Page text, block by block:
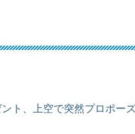
ト、上空で突然プロポー